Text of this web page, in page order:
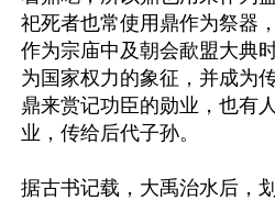
祀死者也常使用鼎作为祭器
作为宗庙中及朝会歃盟大典
为国家权力的象征，并成为
鼎来赏记功臣的勋业，也有
业，传给后代子孙。
据古书记载，大禹治水后，